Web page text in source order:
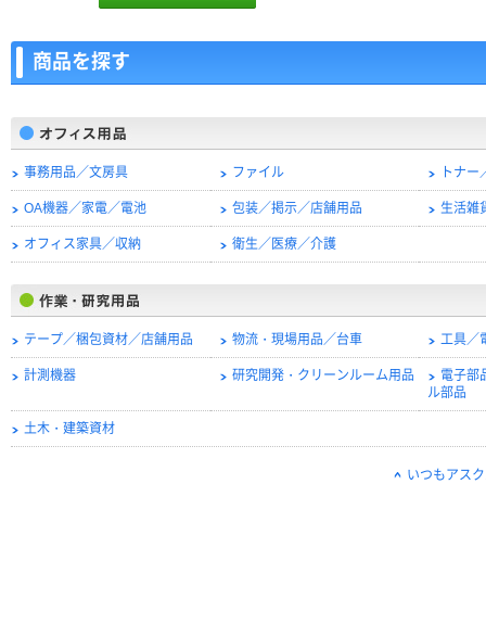
商品を探す
事務用品／文房具 ファイル トナ
OA機器／家電／電池 包装／掲示／店舗用品 生活雑
オフィス家具／収納 衛生／医療／介護
テープ／梱包資材／店舗用品 物流・現場用品／台車 工具／
計測機器 研究開発・クリーンルーム用品
電子部
ル部品
土木・建築資材
いつもアス